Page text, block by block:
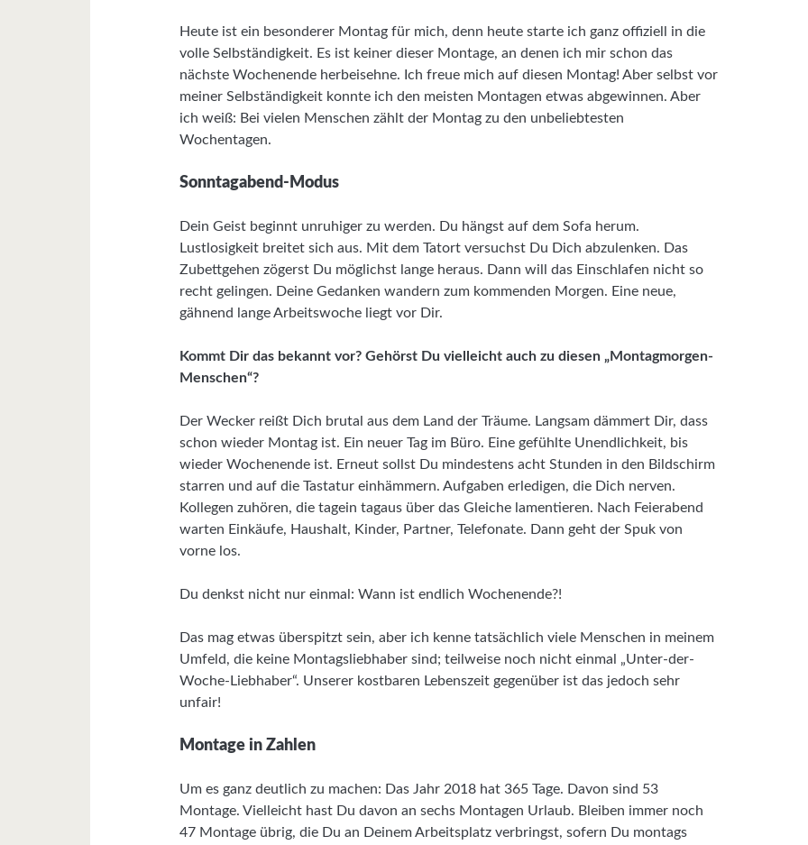
Heute ist ein besonderer Montag für mich, denn heute starte ich ganz offiziell in die
volle Selbständigkeit. Es ist keiner dieser Montage, an denen ich mir schon das
nächste Wochenende herbeisehne. Ich freue mich auf diesen Montag! Aber selbst vor
meiner Selbständigkeit konnte ich den meisten Montagen etwas abgewinnen. Aber
ich weiß: Bei vielen Menschen zählt der Montag zu den unbeliebtesten
Wochentagen.
Sonntagabend-Modus
Dein Geist beginnt unruhiger zu werden. Du hängst auf dem Sofa herum.
Lustlosigkeit breitet sich aus. Mit dem Tatort versuchst Du Dich abzulenken. Das
Zubettgehen zögerst Du möglichst lange heraus. Dann will das Einschlafen nicht so
recht gelingen. Deine Gedanken wandern zum kommenden Morgen. Eine neue,
gähnend lange Arbeitswoche liegt vor Dir.
Kommt Dir das bekannt vor? Gehörst Du vielleicht auch zu diesen „Montagmorgen-
Menschen“?
Der Wecker reißt Dich brutal aus dem Land der Träume. Langsam dämmert Dir, dass
schon wieder Montag ist. Ein neuer Tag im Büro. Eine gefühlte Unendlichkeit, bis
wieder Wochenende ist. Erneut sollst Du mindestens acht Stunden in den Bildschirm
starren und auf die Tastatur einhämmern. Aufgaben erledigen, die Dich nerven.
Kollegen zuhören, die tagein tagaus über das Gleiche lamentieren. Nach Feierabend
warten Einkäufe, Haushalt, Kinder, Partner, Telefonate. Dann geht der Spuk von
vorne los.
Du denkst nicht nur einmal: Wann ist endlich Wochenende?!
Das mag etwas überspitzt sein, aber ich kenne tatsächlich viele Menschen in meinem
Umfeld, die keine Montagsliebhaber sind; teilweise noch nicht einmal „Unter-der-
Woche-Liebhaber“. Unserer kostbaren Lebenszeit gegenüber ist das jedoch sehr
unfair!
Montage in Zahlen
Um es ganz deutlich zu machen: Das Jahr 2018 hat 365 Tage. Davon sind 53
Montage. Vielleicht hast Du davon an sechs Montagen Urlaub. Bleiben immer noch
47 Montage übrig, die Du an Deinem Arbeitsplatz verbringst, sofern Du montags